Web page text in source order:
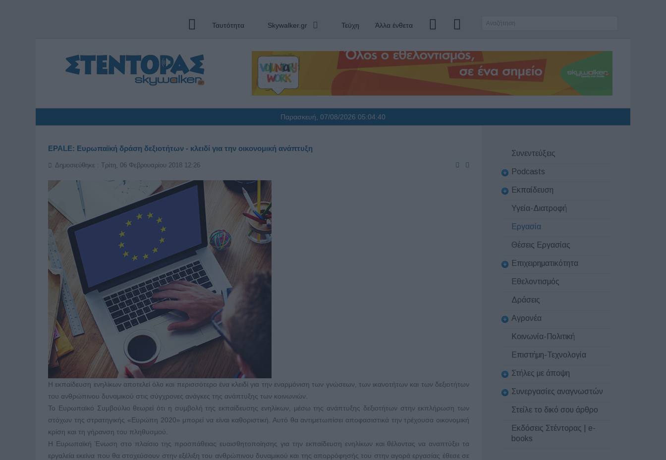
Ταυτότητα Skywalker.gr Τεύχη Άλλα ένθετα
Παρασκευή, 07/08/2026 05:04:41
EPALE: Ευρωπαϊκή δράση δεξιοτήτων - κλειδί για την οικονομική ανάπτυξη
Δημοσιεύθηκε : Τρίτη, 06 Φεβρουαρίου 2018 12:26
H εκπαίδευση ενηλίκων αποτελεί όλο και περισσότερο ένα κλειδί για την εναρμόνιση των γνώσεων, των ικανοτήτων και των δεξιοτήτων
του ανθρώπινου δυναμικού στις σύγχρονες ανάγκες της ανάπτυξης των κοινωνιών.
Το Ευρωπαϊκό Συμβούλιο θεωρεί ότι η συμβολή της εκπαίδευσης ενηλίκων, μέσω της ανάπτυξης δεξιοτήτων στην εκπλήρωση των
στόχων της στρατηγικής «Ευρώπη 2020» μπορεί να είναι καθοριστική. Αυτό θα αντιμετωπίσει αποφασιστικά την τρέχουσα οικονομική
κρίση και τη γήρανση του πληθυσμού.
Η Ευρωπαϊκή Ένωση στο πλαίσιο της προσπάθειας ευαισθητοποίησης για την εκπαίδευση ενηλίκων και θέλοντας να αναπτύξει τα
εργαλεία εκείνα που θα στοχεύσουν στην εξέλιξη του ανθρώπινου δυναμικού και της απορρόφησής του στην αγορά εργασίας έθεσε σε
Συνεντεύξεις
Podcasts
Εκπαίδευση
Υγεία-Διατροφή
Εργασία
Θέσεις Εργασίας
Επιχειρηματικότητα
Εθελοντισμός
Δράσεις
Αγρονέα
Κοινωνία-Πολιτική
Επιστήμη-Τεχνολογία
Στήλες με άποψη
Συνεργασίες αναγνωστών
Στείλε το δικό σου άρθρο
Εκδόσεις Στέντορας | e-
books